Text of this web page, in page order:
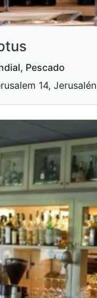
Pescado
14, Jerusalén